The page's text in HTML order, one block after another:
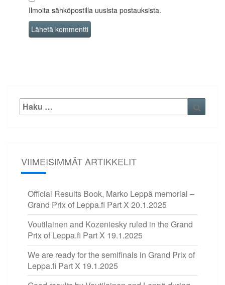
Ilmoita sähköpostilla uusista postauksista.
Etsi:
VIIMEISIMMÄT ARTIKKELIT
Official Results Book, Marko Leppä memorial –
Grand Prix of Leppa.fi Part X 20.1.2025
Voutilainen and Kozeniesky ruled in the Grand
Prix of Leppa.fi Part X 19.1.2025
We are ready for the semifinals in Grand Prix of
Leppa.fi Part X 19.1.2025